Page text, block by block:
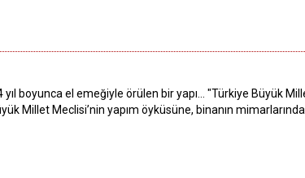
yıl boyunca el emeğiyle örülen bir yapı... "Türkiye Büyük
Millet Meclisi’nin yapım öyküsüne, binanın